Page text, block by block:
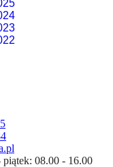
piątek: 08.00 - 16.00